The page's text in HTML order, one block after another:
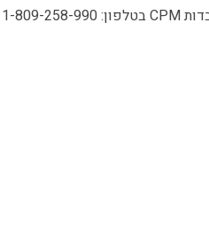
תמיכה טכנית, שירות ואחריות ONSITE ע"י מעבדות CPM בטלפון: 1-809-258-990